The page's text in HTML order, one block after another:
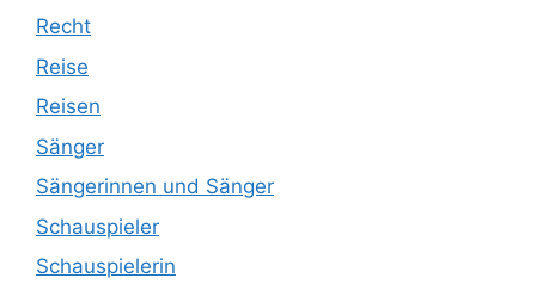
Recht
Reise
Reisen
Sänger
Sängerinnen und Sänger
Schauspieler
Schauspielerin